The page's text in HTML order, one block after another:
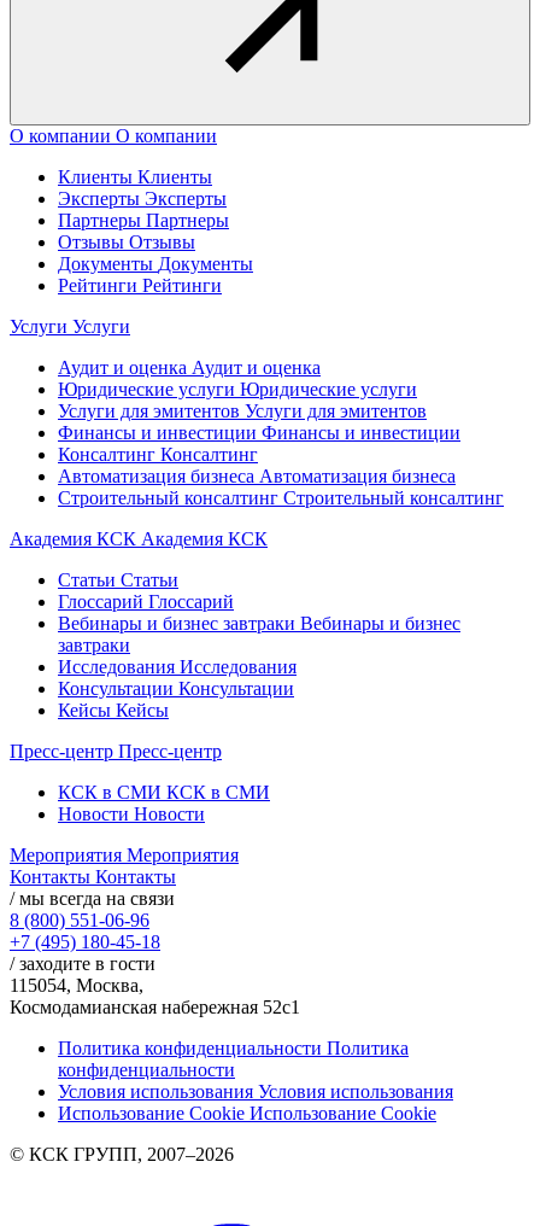
О компании О компании
Клиенты Клиенты
Эксперты Эксперты
Партнеры Партнеры
Отзывы Отзывы
Документы Документы
Рейтинги Рейтинги
Услуги Услуги
Аудит и оценка Аудит и оценка
Юридические услуги Юридические услуги
Услуги для эмитентов Услуги для эмитентов
Финансы и инвестиции Финансы и инвестиции
Консалтинг Консалтинг
Автоматизация бизнеса Автоматизация бизнеса
Строительный консалтинг Строительный консалтинг
Академия КСК Академия КСК
Статьи Статьи
Глоссарий Глоссарий
Вебинары и бизнес завтраки Вебинары и бизнес
завтраки
Исследования Исследования
Консультации Консультации
Кейсы Кейсы
Пресс-центр Пресс-центр
КСК в СМИ КСК в СМИ
Новости Новости
Мероприятия Мероприятия
Контакты Контакты
/ мы всегда на связи
8 (800) 551-06-96
+7 (495) 180-45-18
/ заходите в гости
115054, Москва,
Космодамианская набережная 52с1
Политика конфиденциальности Политика
конфиденциальности
Условия использования Условия использования
Использование Cookie Использование Cookie
© КСК ГРУПП, 2007–2026